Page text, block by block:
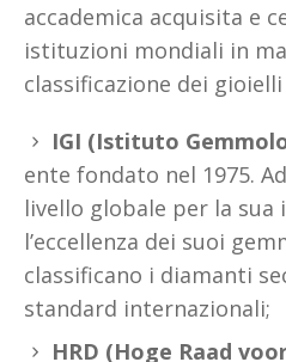
accademica acquisita e
istituzioni mondiali in
classificazione dei gioielli
IGI (Istituto
ente fondato nel 1975.
livello globale per la
l’eccellenza dei suoi
classificano i diamanti
standard internazionali;
HRD (Hoge Raad